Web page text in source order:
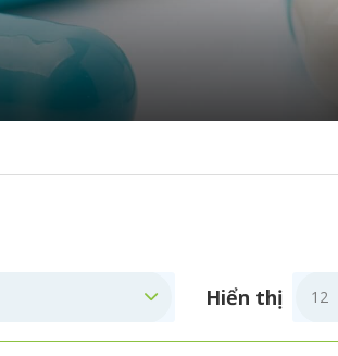
Hiển thị